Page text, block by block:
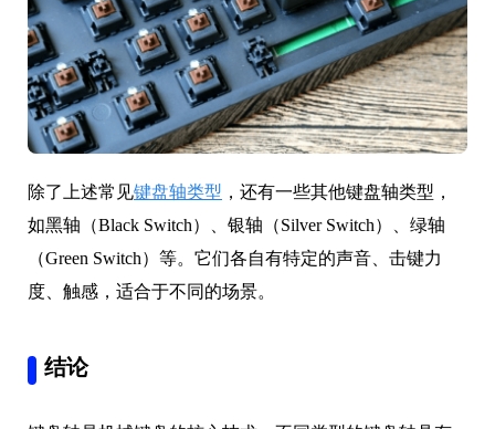
除了上述常见键盘轴类型 ，还有一些其他键盘轴类型，
如黑轴（Black Switch）、银轴（Silver Switch）、绿轴
（Green Switch）等。它们各自有特定的声音、击键力
度、触感，适合于不同的场景。
结论